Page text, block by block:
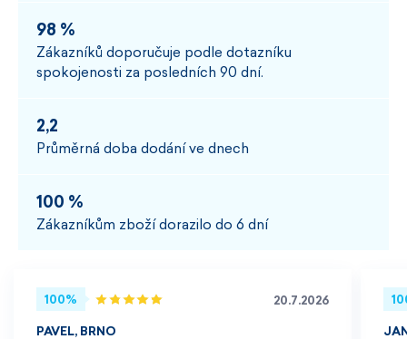
98 %
Zákazníků doporučuje podle dotazníku
spokojenosti za posledních 90 dní.
2,2
Průměrná doba dodání ve dnech
100 %
Zákazníkům zboží dorazilo do 6 dní
100% 20.7.2026
PAVEL, BRNO